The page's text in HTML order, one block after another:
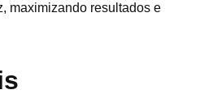
maximizando resultados e